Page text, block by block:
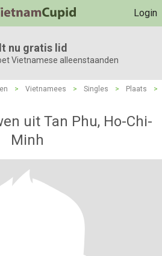
Login
nu gratis lid
Vietnamese alleenstaanden
> Vietnamees > Singles > Plaats
>
uit Tan Phu, Ho-Chi-
Minh